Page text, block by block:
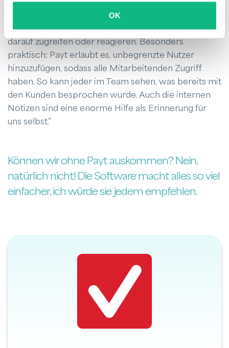
OK
jederzeit einen klaren Überblick über ihre
Rechnungen und können über das Portal direkt
darauf zugreifen oder reagieren. Besonders
praktisch: Payt erlaubt es, unbegrenzte Nutzer
hinzuzufügen, sodass alle Mitarbeitenden Zugriff
haben. So kann jeder im Team sehen, was bereits mit
den Kunden besprochen wurde. Auch die internen
Notizen sind eine enorme Hilfe als Erinnerung für
uns selbst.“
Können wir ohne Payt auskommen? Nein,
natürlich nicht! Die Software macht alles so viel
einfacher, ich würde sie jedem empfehlen.